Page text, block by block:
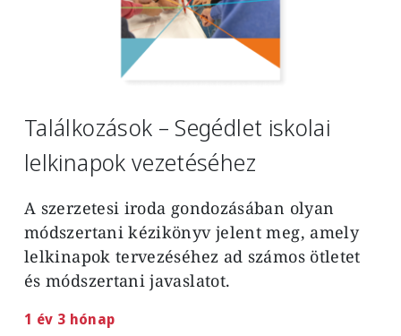
Találkozások – Segédlet iskolai
lelkinapok vezetéséhez
A szerzetesi iroda gondozásában olyan
módszertani kézikönyv jelent meg, amely
lelkinapok tervezéséhez ad számos ötletet
és módszertani javaslatot.
1 év 3 hónap